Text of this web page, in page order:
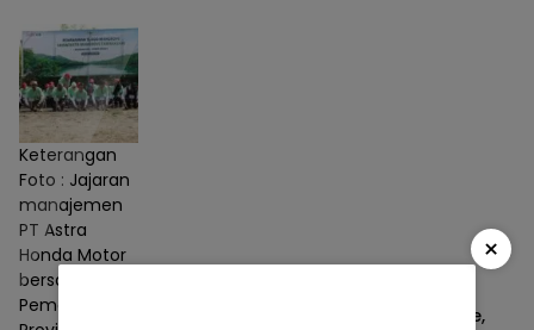
Keterangan
Foto : Jajaran
manajemen
PT Astra
Honda Motor
bersama
Pemerintah
Bangun Rumah Semai Bibit Mangrove,
×